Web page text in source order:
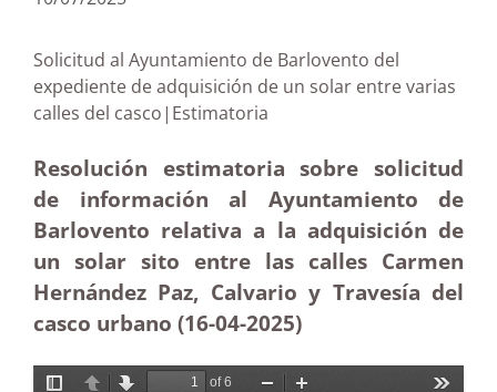
Solicitud al Ayuntamiento de Barlovento del
expediente de adquisición de un solar entre varias
calles del casco|Estimatoria
Resolución estimatoria sobre solicitud
de información al Ayuntamiento de
Barlovento relativa a la adquisición de
un solar sito entre las calles Carmen
Hernández Paz, Calvario y Travesía del
casco urbano (16-04-2025)